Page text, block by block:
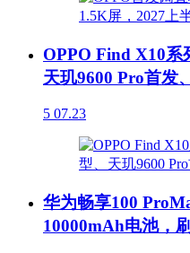
OPPO Find X10系
天玑9600 Pro首发
5 07.23
华为畅享100
10000mAh电池，